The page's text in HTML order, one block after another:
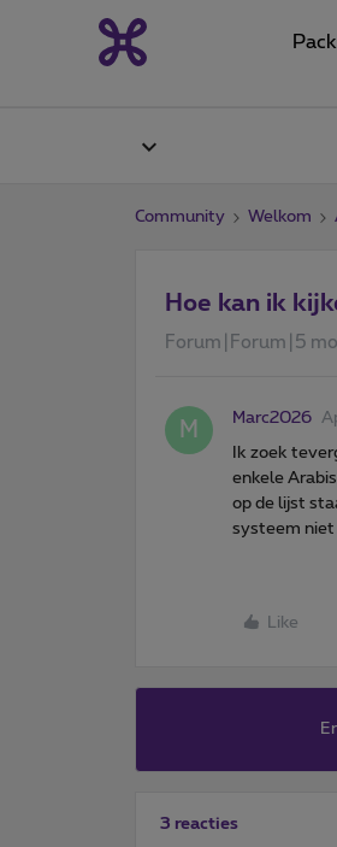
Community Welkom
Hoe kan ik
Forum|Forum|5
M Marc2026
Ik zoek
enkele
op de lijst
systeem niet
Like
3 reacties